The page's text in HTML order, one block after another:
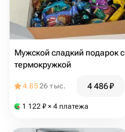
Мужской сладкий подарок с
термокружкой
4.8526 тыс. 4 486₽
1 122 ₽ × 4 платежа